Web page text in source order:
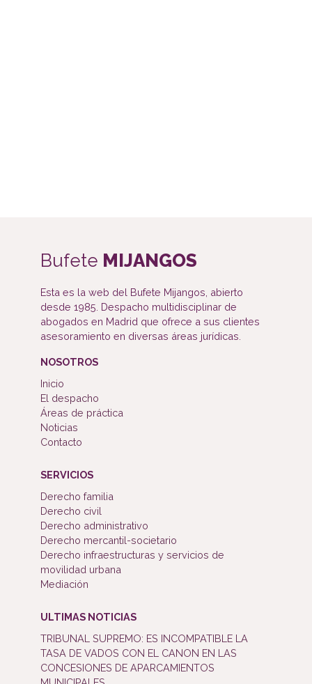
Bufete MIJANGOS
Esta es la web del Bufete Mijangos, abierto
desde 1985. Despacho multidisciplinar de
abogados en Madrid que ofrece a sus clientes
asesoramiento en diversas áreas jurídicas.
NOSOTROS
Inicio
El despacho
Áreas de práctica
Noticias
Contacto
SERVICIOS
Derecho familia
Derecho civil
Derecho administrativo
Derecho mercantil-societario
Derecho infraestructuras y servicios de
movilidad urbana
Mediación
ULTIMAS NOTICIAS
TRIBUNAL SUPREMO: ES INCOMPATIBLE LA
TASA DE VADOS CON EL CANON EN LAS
CONCESIONES DE APARCAMIENTOS